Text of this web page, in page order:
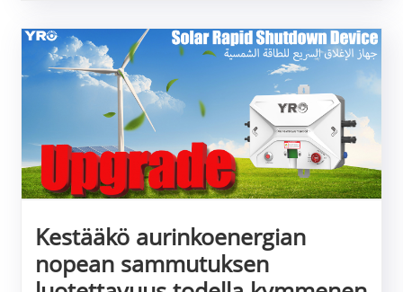
Kestääkö aurinkoenergian
nopean sammutuksen